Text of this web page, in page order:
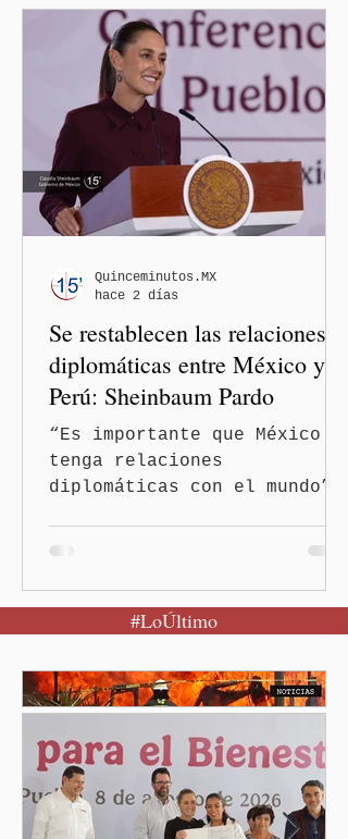
Nacional de Honestidad y
Justicia (CNHJ) de Morena
inició formalmente un
procedimiento sancionador
de oficio contra ambas
legisladoras por las
expresiones realizadas en
el podcast DesCasadas,
luego de que sus
señalados como
discriminatorios hacia
hombres y personas adultas
mayores.
Se restablecen las relaciones
diplomáticas entre México y
Perú: Sheinbaum Pardo
“Es importante que México
tenga relaciones
diplomáticas con el mundo”,
Sheinbaum Pardo anunció el
restablecimiento de las
entre los gobiernos de
México y Perú. “Es
la orientación política de
los gobiernos —porque hay
orientaciones políticas de
los gobiernos, llegan por
Quinceminutos.MX
hace 2 días
#LoÚltimo